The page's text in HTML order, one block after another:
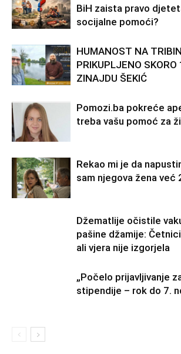
BiH zaista pravo
socijalne pomoći?
HUMANOST NA
PRIKUPLJENO
ZINAJDU ŠEKIĆ
Pomozi.ba pokreće
treba vašu pomoć za
Rekao mi je da
sam njegova žena već
Džematlije očistile
pašine džamije:
ali vjera nije izgorjela
„Počelo prijavljivanje
stipendije – rok do 7.